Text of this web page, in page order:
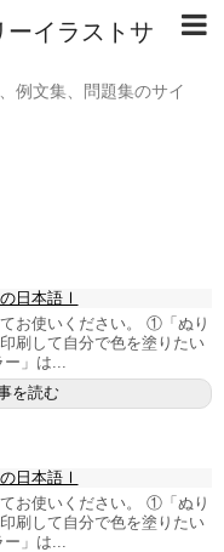
ーイラストサ
例文集、問題集のサイ
日本語Ⅰ
お使いください。 ①「ぬり
刷して自分で色を塗りたい
」は...
を読む
日本語Ⅰ
お使いください。 ①「ぬり
刷して自分で色を塗りたい
」は...